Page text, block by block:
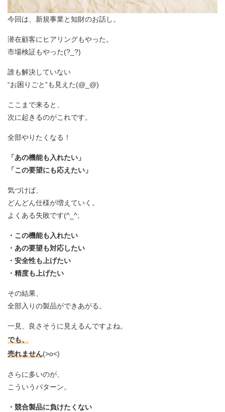
今回は、新規事業と知財のお話し。
潜在顧客にヒアリングもやった。
市場検証もやった(?_?)
誰も解決していない
“お困りごと”も見えた(@_@)
ここまで来ると、
次に起きるのがこれです。
全部やりたくなる！
「あの機能も入れたい」
「この要望にも応えたい」
気づけば、
どんどん仕様が増えていく。
よくある失敗です(^_^;
・この機能も入れたい
・あの要望も対応したい
・安全性も上げたい
・精度も上げたい
その結果、
全部入りの製品ができあがる。
一見、良さそうに見えるんですよね。
でも、
売れません(>o<)
さらに多いのが、
こういうパターン。
・競合製品に負けたくない